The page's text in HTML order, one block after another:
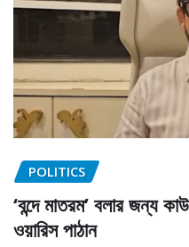
POLITICS
‘বন্দে মাতরম’ বলার জন্য
ওয়ারিস পাঠান